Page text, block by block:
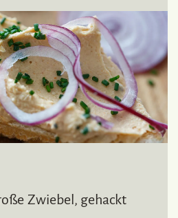
Zwiebel, gehackt